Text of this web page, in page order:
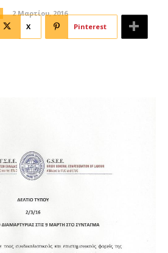
2 Μαρτίου, 2016
X Pinterest